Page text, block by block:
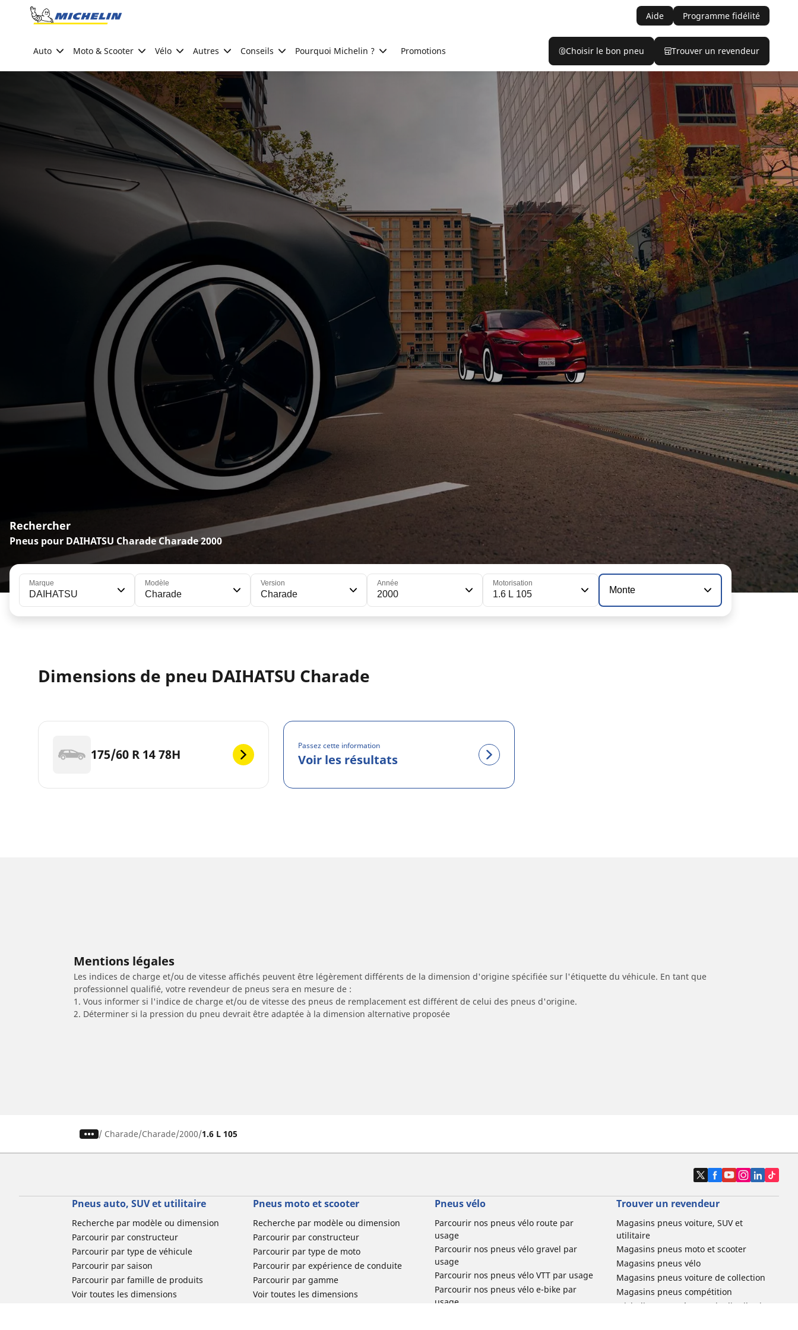
Go to page content
Aide Programme fidélité
Auto Moto & Scooter Vélo Autres Conseils Pourquoi Michelin ? Promotions Choisir le bon pneu Trouver un revendeur
Rechercher
Pneus pour DAIHATSU Charade Charade 2000
Marque
DAIHATSU
Modèle
Charade
Version
Charade
Année
2000
Motorisation
1.6 L 105 Monte
Dimensions de pneu DAIHATSU Charade
175/60 R 14 78H
Passez cette information
Voir les résultats
Mentions légales
Les indices de charge et/ou de vitesse affichés peuvent être légèrement différents de la dimension d'origine spécifiée sur l'étiquette du véhicule. En tant que
professionnel qualifié, votre revendeur de pneus sera en mesure de :
1. Vous informer si l'indice de charge et/ou de vitesse des pneus de remplacement est différent de celui des pneus d'origine.
2. Déterminer si la pression du pneu devrait être adaptée à la dimension alternative proposée
/ Charade Charade 2000 1.6 L 105
Pneus auto, SUV et utilitaire
Recherche par modèle ou dimension
Parcourir par constructeur
Parcourir par type de véhicule
Parcourir par saison
Parcourir par famille de produits
Voir toutes les dimensions
Pneus moto et scooter
Recherche par modèle ou dimension
Parcourir par constructeur
Parcourir par type de moto
Parcourir par expérience de conduite
Parcourir par gamme
Voir toutes les dimensions
Pneus vélo
Parcourir nos pneus vélo route par
usage
Parcourir nos pneus vélo gravel par
usage
Parcourir nos pneus vélo VTT par usage
Parcourir nos pneus vélo e-bike par
usage
Trouver un revendeur
Magasins pneus voiture, SUV et
utilitaire
Magasins pneus moto et scooter
Magasins pneus vélo
Magasins pneus voiture de collection
Magasins pneus compétition
Michelin et ses réseaux de distribution